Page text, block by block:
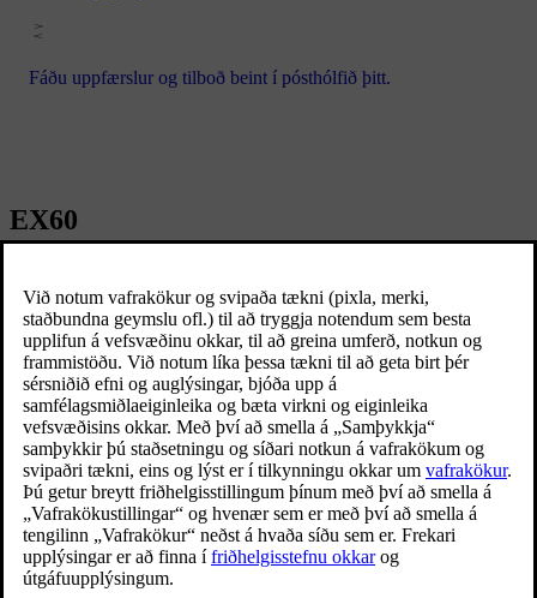
Fáðu uppfærslur og tilboð beint í pósthólfið þitt.
EX60
Kynntu þér hann nánar